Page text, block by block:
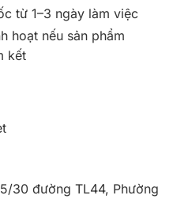
từ 1–3 ngày làm việc
hoạt nếu sản phẩm
kết
30 đường TL44, Phường